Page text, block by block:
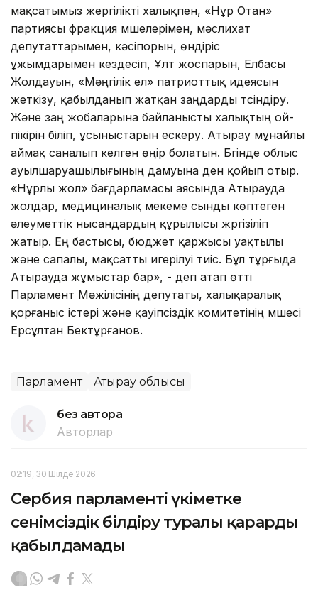
мақсатымыз жергілікті халықпен, «Нұр Отан»
партиясы фракция мүшелерімен, мәслихат
депутаттарымен, кәсіпорын, өндіріс
ұжымдарымен кездесіп, Ұлт жоспарын, Елбасы
Жолдауын, «Мәңгілік ел» патриоттық идеясын
жеткізу, қабылданып жатқан заңдарды түсіндіру.
Және заң жобаларына байланысты халықтың ой-
пікірін біліп, ұсыныстарын ескеру. Атырау мұнайлы
аймақ саналып келген өңір болатын. Бүгінде облыс
ауылшаруашылығының дамуына ден қойып отыр.
«Нұрлы жол» бағдарламасы аясында Атырауда
жолдар, медициналық мекеме сынды көптеген
әлеуметтік нысандардың құрылысы жүргізіліп
жатыр. Ең бастысы, бюджет қаржысы уақтылы
және сапалы, мақсатты игерілуі тиіс. Бұл тұрғыда
Атырауда жұмыстар бар», - деп атап өтті
Парламент Мәжілісінің депутаты, халықаралық
қорғаныс істері және қауіпсіздік комитетінің мүшесі
Ерсұлтан Бектұрғанов.
Парламент Атырау облысы
без автора
Авторлар
02:19, 30 Шілде 2026
Сербия парламенті үкіметке
сенімсіздік білдіру туралы қарарды
қабылдамады